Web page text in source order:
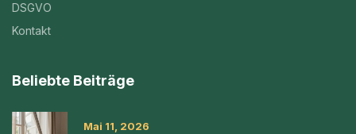
DSGVO
Kontakt
Beliebte Beiträge
Mai 11, 2026